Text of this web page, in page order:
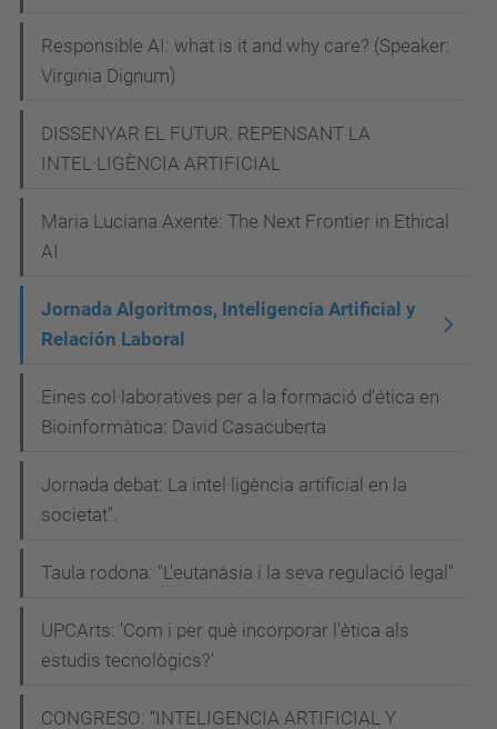
Responsible AI: what is it and why care? (Speaker:
Virginia Dignum)
DISSENYAR EL FUTUR. REPENSANT LA
INTEL·LIGÈNCIA ARTIFICIAL
Maria Luciana Axente: The Next Frontier in Ethical
AI
Jornada Algoritmos, Inteligencia Artificial y
Relación Laboral
Eines col·laboratives per a la formació d'ética en
Bioinformàtica: David Casacuberta
Jornada debat: La intel·ligència artificial en la
societat".
Taula rodona: "L'eutanàsia i la seva regulació legal"
UPCArts: 'Com i per què incorporar l'ètica als
estudis tecnològics?'
CONGRESO: “INTELIGENCIA ARTIFICIAL Y